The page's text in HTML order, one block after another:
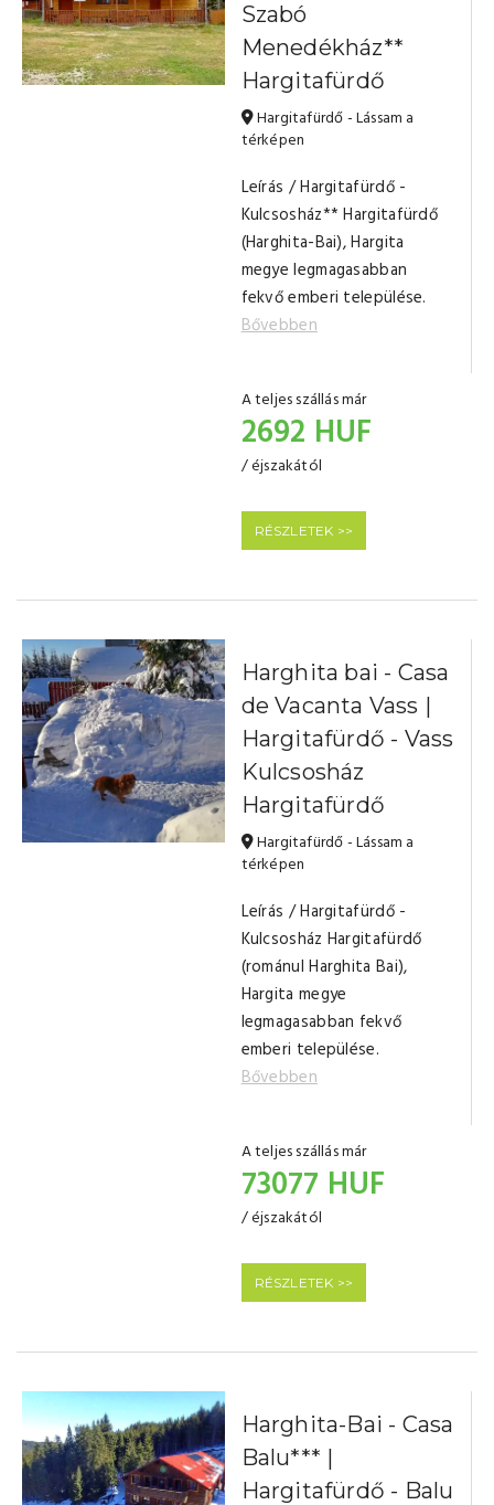
Szabó
Menedékház**
Hargitafürdő
Hargitafürdő - Lássam a
térképen
Leírás / Hargitafürdő -
Kulcsosház** Hargitafürdő
(Harghita-Bai), Hargita
megye legmagasabban
fekvő emberi települése.
Bővebben
A teljes szállás már
2692 HUF
/ éjszakától
RÉSZLETEK >>
Harghita bai - Casa
de Vacanta Vass |
Hargitafürdő - Vass
Kulcsosház
Hargitafürdő
Hargitafürdő - Lássam a
térképen
Leírás / Hargitafürdő -
Kulcsosház Hargitafürdő
(románul Harghita Bai),
Hargita megye
legmagasabban fekvő
emberi települése.
Bővebben
A teljes szállás már
73077 HUF
/ éjszakától
RÉSZLETEK >>
Harghita-Bai - Casa
Balu*** |
Hargitafürdő - Balu